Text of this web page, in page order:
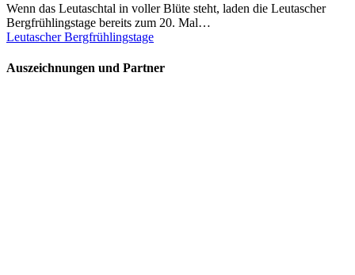
Wenn das Leutaschtal in voller Blüte steht, laden die Leutascher
Bergfrühlingstage bereits zum 20. Mal…
Leutascher Bergfrühlingstage
Auszeichnungen und Partner